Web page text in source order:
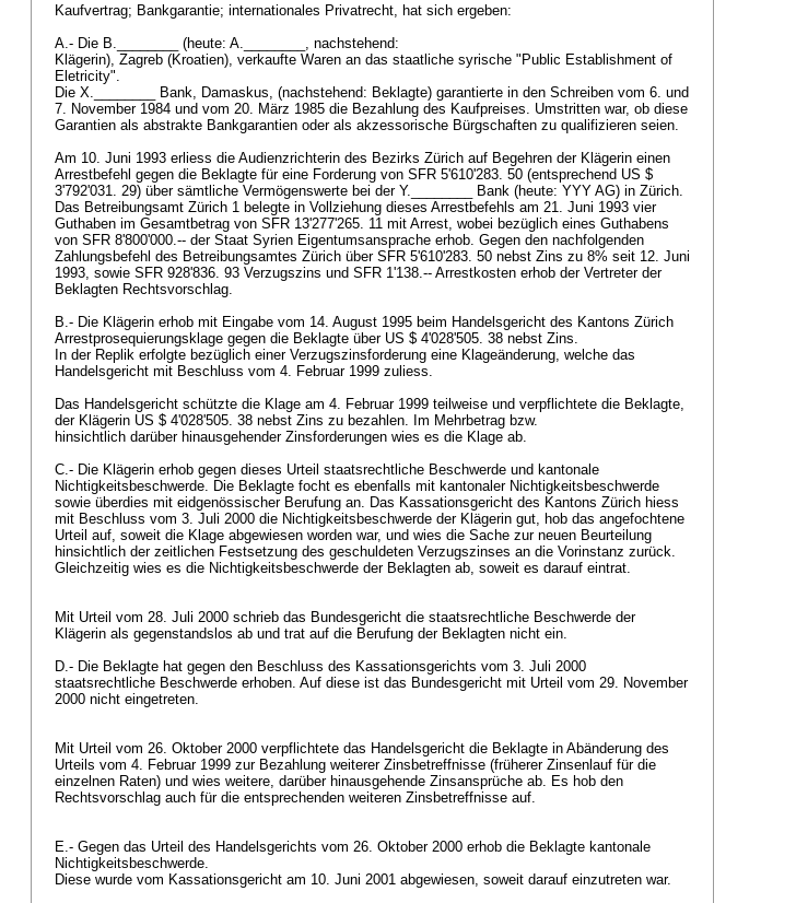
Kaufvertrag; Bankgarantie; internationales Privatrecht, hat sich ergeben:
A.- Die B.________ (heute: A.________, nachstehend:
Klägerin), Zagreb (Kroatien), verkaufte Waren an das staatliche syrische "Public Establishment of
Eletricity".
Die X.________ Bank, Damaskus, (nachstehend: Beklagte) garantierte in den Schreiben vom 6. und
7. November 1984 und vom 20. März 1985 die Bezahlung des Kaufpreises. Umstritten war, ob diese
Garantien als abstrakte Bankgarantien oder als akzessorische Bürgschaften zu qualifizieren seien.
Am 10. Juni 1993 erliess die Audienzrichterin des Bezirks Zürich auf Begehren der Klägerin einen
Arrestbefehl gegen die Beklagte für eine Forderung von SFR 5'610'283. 50 (entsprechend US $
3'792'031. 29) über sämtliche Vermögenswerte bei der Y.________ Bank (heute: YYY AG) in Zürich.
Das Betreibungsamt Zürich 1 belegte in Vollziehung dieses Arrestbefehls am 21. Juni 1993 vier
Guthaben im Gesamtbetrag von SFR 13'277'265. 11 mit Arrest, wobei bezüglich eines Guthabens
von SFR 8'800'000.-- der Staat Syrien Eigentumsansprache erhob. Gegen den nachfolgenden
Zahlungsbefehl des Betreibungsamtes Zürich über SFR 5'610'283. 50 nebst Zins zu 8% seit 12. Juni
1993, sowie SFR 928'836. 93 Verzugszins und SFR 1'138.-- Arrestkosten erhob der Vertreter der
Beklagten Rechtsvorschlag.
B.- Die Klägerin erhob mit Eingabe vom 14. August 1995 beim Handelsgericht des Kantons Zürich
Arrestprosequierungsklage gegen die Beklagte über US $ 4'028'505. 38 nebst Zins.
In der Replik erfolgte bezüglich einer Verzugszinsforderung eine Klageänderung, welche das
Handelsgericht mit Beschluss vom 4. Februar 1999 zuliess.
Das Handelsgericht schützte die Klage am 4. Februar 1999 teilweise und verpflichtete die Beklagte,
der Klägerin US $ 4'028'505. 38 nebst Zins zu bezahlen. Im Mehrbetrag bzw.
hinsichtlich darüber hinausgehender Zinsforderungen wies es die Klage ab.
C.- Die Klägerin erhob gegen dieses Urteil staatsrechtliche Beschwerde und kantonale
Nichtigkeitsbeschwerde. Die Beklagte focht es ebenfalls mit kantonaler Nichtigkeitsbeschwerde
sowie überdies mit eidgenössischer Berufung an. Das Kassationsgericht des Kantons Zürich hiess
mit Beschluss vom 3. Juli 2000 die Nichtigkeitsbeschwerde der Klägerin gut, hob das angefochtene
Urteil auf, soweit die Klage abgewiesen worden war, und wies die Sache zur neuen Beurteilung
hinsichtlich der zeitlichen Festsetzung des geschuldeten Verzugszinses an die Vorinstanz zurück.
Gleichzeitig wies es die Nichtigkeitsbeschwerde der Beklagten ab, soweit es darauf eintrat.
Mit Urteil vom 28. Juli 2000 schrieb das Bundesgericht die staatsrechtliche Beschwerde der
Klägerin als gegenstandslos ab und trat auf die Berufung der Beklagten nicht ein.
D.- Die Beklagte hat gegen den Beschluss des Kassationsgerichts vom 3. Juli 2000
staatsrechtliche Beschwerde erhoben. Auf diese ist das Bundesgericht mit Urteil vom 29. November
2000 nicht eingetreten.
Mit Urteil vom 26. Oktober 2000 verpflichtete das Handelsgericht die Beklagte in Abänderung des
Urteils vom 4. Februar 1999 zur Bezahlung weiterer Zinsbetreffnisse (früherer Zinsenlauf für die
einzelnen Raten) und wies weitere, darüber hinausgehende Zinsansprüche ab. Es hob den
Rechtsvorschlag auch für die entsprechenden weiteren Zinsbetreffnisse auf.
E.- Gegen das Urteil des Handelsgerichts vom 26. Oktober 2000 erhob die Beklagte kantonale
Nichtigkeitsbeschwerde.
Diese wurde vom Kassationsgericht am 10. Juni 2001 abgewiesen, soweit darauf einzutreten war.